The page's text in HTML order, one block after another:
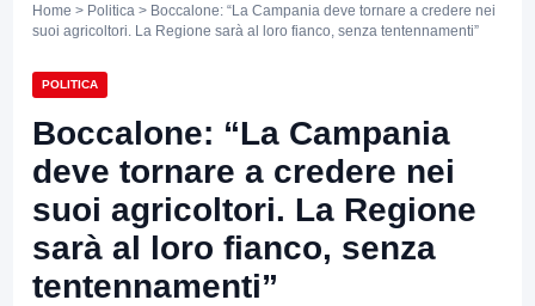
Home > Politica > Boccalone: “La Campania deve tornare a credere nei
suoi agricoltori. La Regione sarà al loro fianco, senza tentennamenti”
POLITICA
Boccalone: “La Campania
deve tornare a credere nei
suoi agricoltori. La Regione
sarà al loro fianco, senza
tentennamenti”